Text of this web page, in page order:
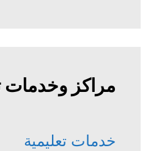
مراكز وخدمات
خدمات تعليمية